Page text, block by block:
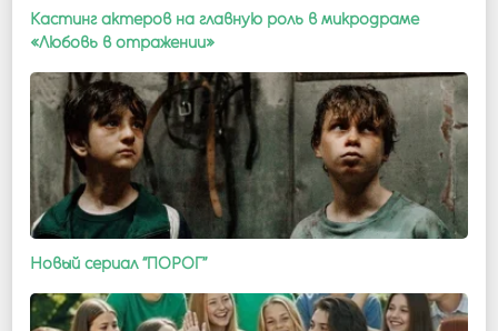
Кастинг актеров на главную роль в микродраме
«Любовь в отражении»
Новый сериал “ПОРОГ”